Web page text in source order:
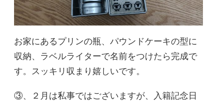
お家にあるプリンの瓶、パウンドケーキの型に
収納、ラベルライターで名前をつけたら完成で
す。スッキリ収まり嬉しいです。
③、２月は私事ではございますが、入籍記念日